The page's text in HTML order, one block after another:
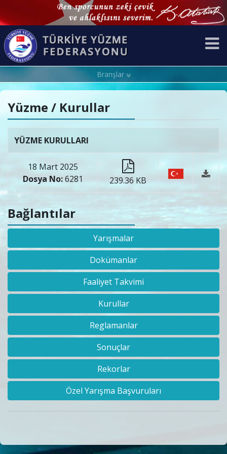
Branşlar
Yüzme / Kurullar
YÜZME KURULLARI
18 Mart 2025
Dosya No:6281 239.36 KB
Bağlantılar
Yarışmalar
Dokümanlar
Faaliyet Takvimi
Kurullar
Reglamanlar
Sonuçlar
Rekorlar
Özel Yarışma Başvuruları